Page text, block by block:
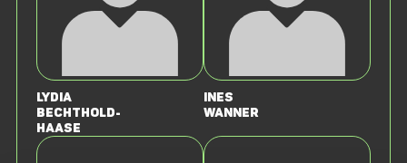
Lydia
Bechthold-
Haase
Ines
Wanner